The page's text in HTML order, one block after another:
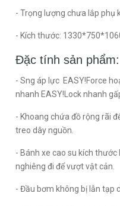
- Trọng lượng chưa lắp phụ
- Kích thước:
Đặc tính sản phẩm:
- Sng áp lực EASY!Force
nhanh EASY!Lock nhanh
- Khoang chứa đồ rộng rãi
treo dây nguồn.
- Bánh xe cao su kích
nghiêng đi để vượt vật cản.
- Đầu bơm không bị lẫn tạp